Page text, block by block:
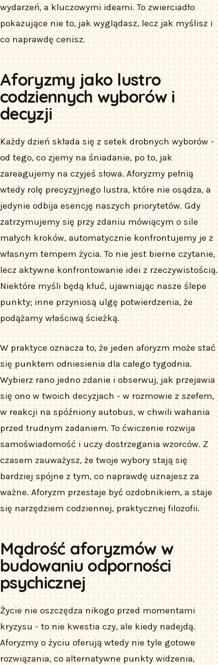
wydarzeń, a kluczowymi ideami. To zwierciadło
pokazujące nie to, jak wyglądasz, lecz jak myślisz i
co naprawdę cenisz.
Aforyzmy jako lustro
codziennych wyborów i
decyzji
Każdy dzień składa się z setek drobnych wyborów -
od tego, co zjemy na śniadanie, po to, jak
zareagujemy na czyjeś słowa. Aforyzmy pełnią
wtedy rolę precyzyjnego lustra, które nie osądza, a
jedynie odbija esencję naszych priorytetów. Gdy
zatrzymujemy się przy zdaniu mówiącym o sile
małych kroków, automatycznie konfrontujemy je z
własnym tempem życia. To nie jest bierne czytanie,
lecz aktywne konfrontowanie idei z rzeczywistością.
Niektóre myśli będą kłuć, ujawniając nasze ślepe
punkty; inne przyniosą ulgę potwierdzenia, że
podążamy właściwą ścieżką.
W praktyce oznacza to, że jeden aforyzm może stać
się punktem odniesienia dla całego tygodnia.
Wybierz rano jedno zdanie i obserwuj, jak przejawia
się ono w twoich decyzjach - w rozmowie z szefem,
w reakcji na spóźniony autobus, w chwili wahania
przed trudnym zadaniem. To ćwiczenie rozwija
samoświadomość i uczy dostrzegania wzorców. Z
czasem zauważysz, że twoje wybory stają się
bardziej spójne z tym, co naprawdę uznajesz za
ważne. Aforyzm przestaje być ozdobnikiem, a staje
się narzędziem codziennej, praktycznej filozofii.
Mądrość aforyzmów w
budowaniu odporności
psychicznej
Życie nie oszczędza nikogo przed momentami
kryzysu - to nie kwestia czy, ale kiedy nadejdą.
Aforyzmy o życiu oferują wtedy nie tyle gotowe
rozwiązania, co alternatywne punkty widzenia,